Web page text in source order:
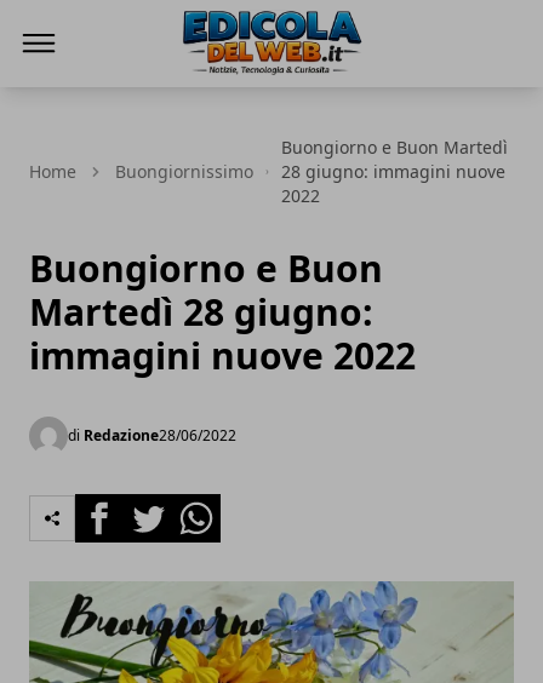
Home Buongiornissimo
Buongiorno e Buon Martedì
28 giugno: immagini nuove
2022
Buongiorno e Buon
Martedì 28 giugno:
immagini nuove 2022
di Redazione28/06/2022
FacebookTwitterWhatsapp